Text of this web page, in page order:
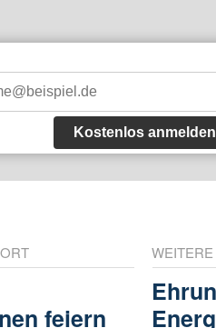
Kostenlos anmelden
feiern